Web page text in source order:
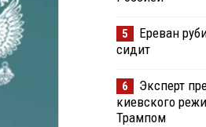
5
Ереван
сидит
6
Эксперт
киевского
Трампом